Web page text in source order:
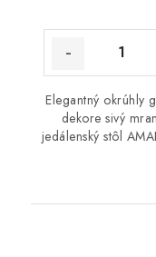
Elegantný okrúhly
dekore sivý
jedálenský stôl